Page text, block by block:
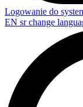
Logowanie do
EN sr change